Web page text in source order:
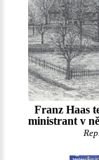
Franz Haas
ministrant v